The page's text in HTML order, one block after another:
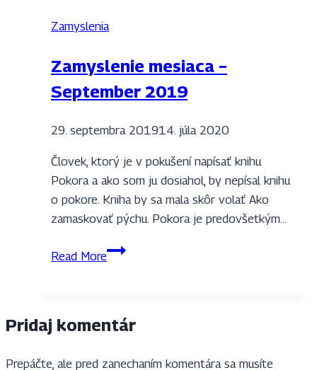
Zamyslenia
Zamyslenie mesiaca –
September 2019
29. septembra 201914. júla 2020
Človek, ktorý je v pokušení napísať knihu
Pokora a ako som ju dosiahol, by nepísal knihu
o pokore. Kniha by sa mala skôr volať Ako
zamaskovať pýchu. Pokora je predovšetkým…
Read MoreZamyslenie
2019
Pridaj komentár
Prepáčte, ale pred zanechaním komentára sa musíte